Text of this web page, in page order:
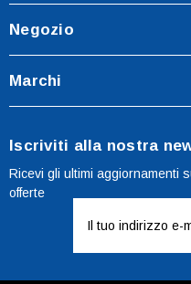
Negozio
Marchi
Iscriviti alla nostra
Ricevi gli ultimi aggiornamenti
offerte
mail